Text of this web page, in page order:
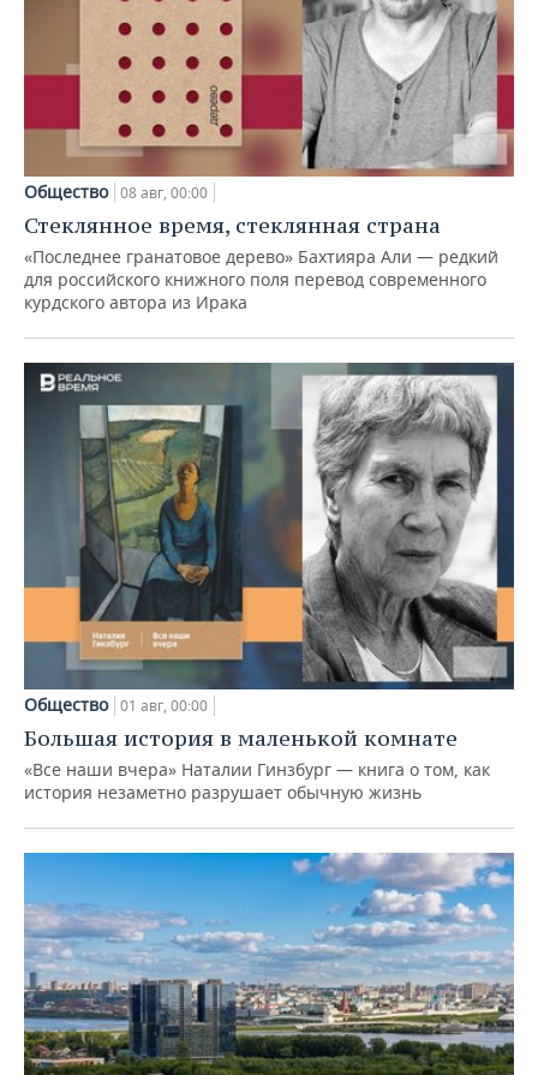
Общество 08 авг, 00:00
Стеклянное время, стеклянная страна
«Последнее гранатовое дерево» Бахтияра Али — редкий
для российского книжного поля перевод современного
курдского автора из Ирака
Общество 01 авг, 00:00
Большая история в маленькой комнате
«Все наши вчера» Наталии Гинзбург — книга о том, как
история незаметно разрушает обычную жизнь